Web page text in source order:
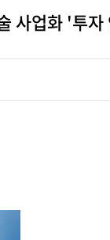
사업화 '투